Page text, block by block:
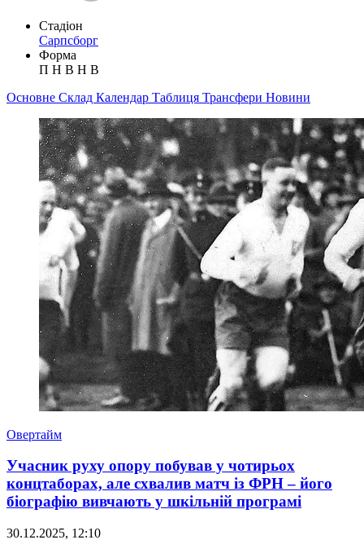
Стадіон
Сарпсборг
Форма
П Н В Н В
Основне Склад Календар Таблиця Трансфери Новини
Овертайм
Учасник руху опору побував у чотирьох
концтаборах, але схвалив матч із ФРН – його
біографію вивчають у шкільній програмі
30.12.2025, 12:10